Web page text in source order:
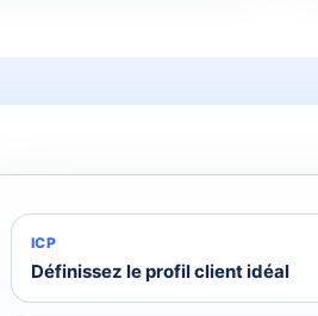
ICP
Définissez le profil client idéal